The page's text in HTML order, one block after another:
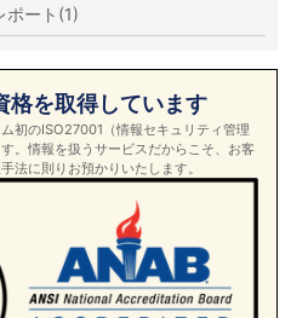
ポート(1)
格を取得しています
初のISO27001（情報セキュリティ管理
。情報を扱うサービスだからこそ、お客
法に則りお預かりいたします。